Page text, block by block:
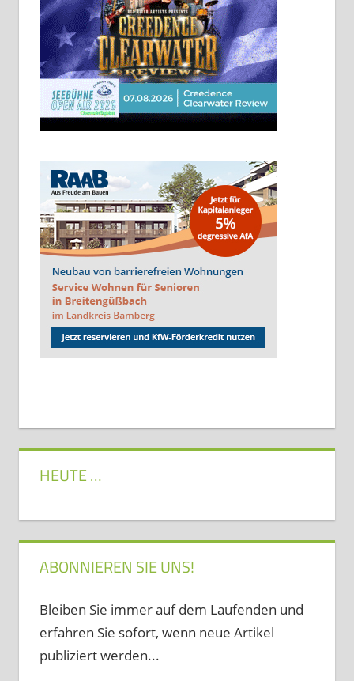
HEUTE …
ABONNIEREN SIE UNS!
Bleiben Sie immer auf dem Laufenden und
erfahren Sie sofort, wenn neue Artikel
publiziert werden...